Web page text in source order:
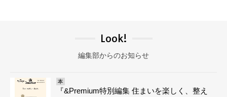
Look!
編集部からのお知らせ
本
『&Premium特別編集 住まいを楽しく、整え